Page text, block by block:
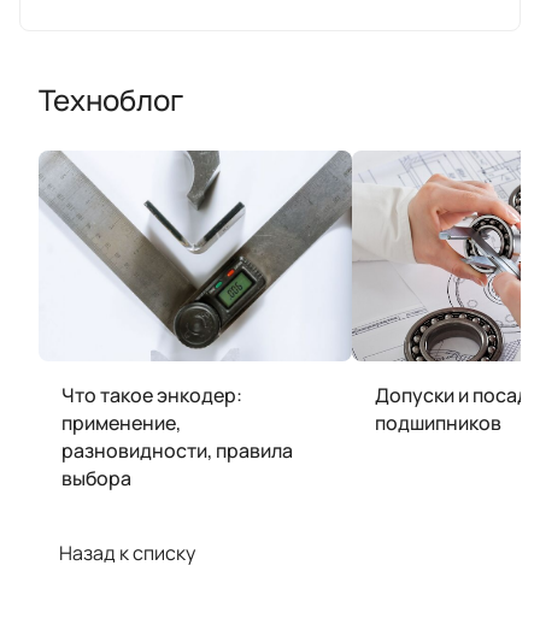
Техноблог
Что такое энкодер:
применение,
разновидности, правила
выбора
Допуски и
подшипников
Назад к списку